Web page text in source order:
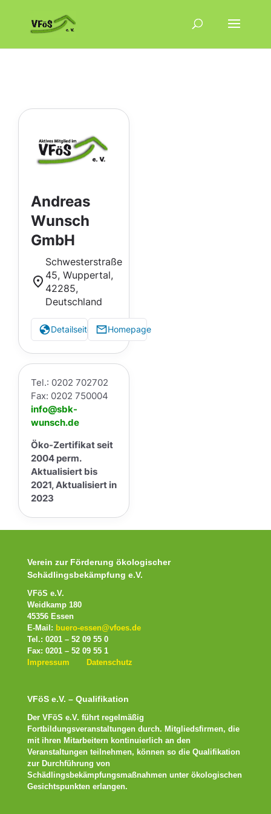
Andreas
Wunsch
GmbH
Schwesterstraße
45, Wuppertal,
42285,
Deutschland
Detailseite Homepage
Tel.: 0202 702702
Fax: 0202 750004
info@sbk-
wunsch.de
Öko-Zertifikat seit
2004 perm.
Aktualisiert bis
2021, Aktualisiert in
2023
Verein zur Förderung ökologischer
Schädlingsbekämpfung e.V.
VFöS e.V.
Weidkamp 180
45356 Essen
E-Mail: buero-essen@vfoes.de
Tel.: 0201 – 52 09 55 0
Fax: 0201 – 52 09 55 1
Impressum
Datenschutz
VFöS e.V. – Qualifikation
Der VFöS e.V. führt regelmäßig
Fortbildungsveranstaltungen durch. Mitgliedsfirmen, die
mit ihren Mitarbeitern kontinuierlich an den
Veranstaltungen teilnehmen, können so die Qualifikation
zur Durchführung von
Schädlingsbekämpfungsmaßnahmen unter ökologischen
Gesichtspunkten erlangen.